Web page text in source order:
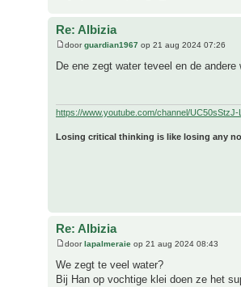
Re: Albizia
doorguardian1967 op 21 aug 2024 07:26
De ene zegt water teveel en de andere
https://www.youtube.com/channel/UC50sStzJ-
Losing critical thinking is like losing any
Re: Albizia
doorlapalmeraie op 21 aug 2024 08:43
We zegt te veel water?
Bij Han op vochtige klei doen ze het